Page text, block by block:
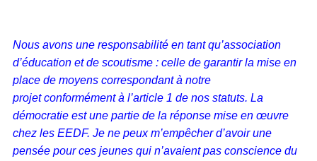
Nous avons une responsabilité en tant qu’association
d’éducation et de scoutisme : celle de garantir la mise en
place de moyens correspondant à notre
projet conformément à l’article 1 de nos statuts. La
démocratie est une partie de la réponse mise en œuvre
chez les EEDF. Je ne peux m’empêcher d’avoir une
pensée pour ces jeunes qui n’avaient pas conscience du